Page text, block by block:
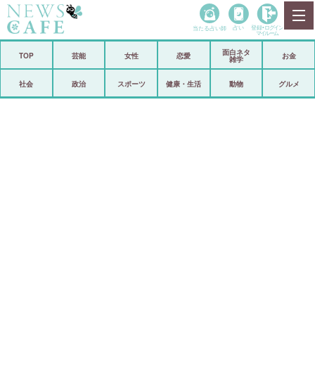
政治
当たる占い師 占い 登録• ログイン
マイルーム
TOP 芸能 女性 恋愛
面白ネタ
雑学
お金
社会 政治 スポーツ 健康・生活 動物 グルメ